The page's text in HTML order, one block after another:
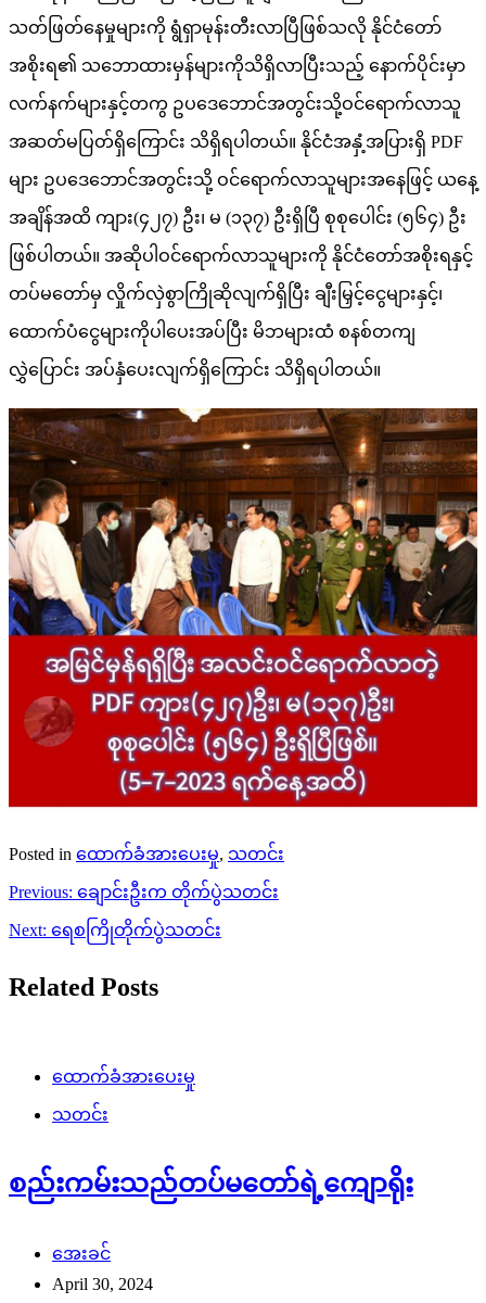
သတ်ဖြတ်နေမှုများကို ရွံရှာမုန်းတီးလာပြီဖြစ်သလို နိုင်ငံတော်
အစိုးရ၏ သဘောထားမှန်များကိုသိရှိလာပြီးသည့် နောက်ပိုင်းမှာ
လက်နက်များနှင့်တကွ ဥပဒေဘောင်အတွင်းသို့ဝင်ရောက်လာသူ
အဆတ်မပြတ်ရှိကြောင်း သိရှိရပါတယ်။ နိုင်ငံအနှံ့အပြားရှိ PDF
များ ဥပဒေဘောင်အတွင်းသို့ ဝင်ရောက်လာသူများအနေဖြင့် ယနေ့
အချိန်အထိ ကျား(၄၂၇) ဦး၊ မ (၁၃၇) ဦးရှိပြီ စုစုပေါင်း (၅၆၄) ဦး
ဖြစ်ပါတယ်။ အဆိုပါဝင်ရောက်လာသူများကို နိုင်ငံတော်အစိုးရနှင့်
တပ်မတော်မှ လှိုက်လှဲစွာကြိုဆိုလျက်ရှိပြီး ချီးမြှင့်ငွေများနှင့်၊
ထောက်ပံငွေများကိုပါပေးအပ်ပြီး မိဘများထံ စနစ်တကျ
လွှဲပြောင်း အပ်နှံပေးလျက်ရှိကြောင်း သိရှိရပါတယ်။
Posted in ထောက်ခံအားပေးမှု, သတင်း
Post
navigation
Previous: ချောင်းဦးက တိုက်ပွဲသတင်း
Next: ရေစကြိုတိုက်ပွဲသတင်း
Related Posts
ထောက်ခံအားပေးမှု
သတင်း
စည်းကမ်းသည်တပ်မတော်ရဲ့ကျောရိုး
အေးခင်
April 30, 2024